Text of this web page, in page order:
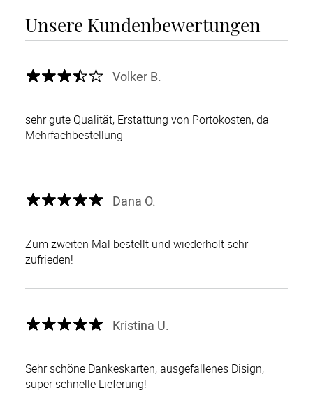
Unsere Kundenbewertungen
Volker B.
sehr gute Qualität, Erstattung von Portokosten, da
Mehrfachbestellung
Dana O.
Zum zweiten Mal bestellt und wiederholt sehr
zufrieden!
Kristina U.
Sehr schöne Dankeskarten, ausgefallenes Disign,
super schnelle Lieferung!